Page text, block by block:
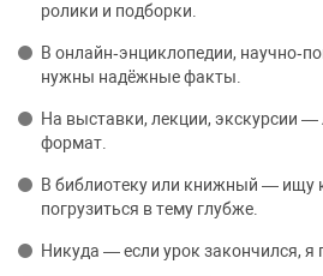
ролики и подборки.
В онлайн‑энциклопедии,
нужны надёжные факты.
На выставки, лекции, экскурсии
формат.
В библиотеку или книжный — ищу
погрузиться в тему глубже.
Никуда — если урок закончился,